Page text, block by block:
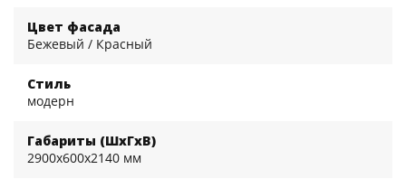
Цвет фасада
Бежевый / Красный
Стиль
модерн
Габариты (ШхГхВ)
2900x600x2140 мм